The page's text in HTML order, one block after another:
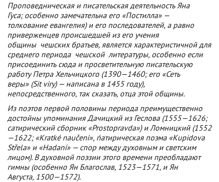
Проповедническая и писательская деятельность Яна
Гуса; особенно замечательна его «Постилла» —
толкование евангелия) и его последователей, а равно
приверженцев происшедшей из его учения
общины чешскихбратьев, является характеристичной для
среднего периода чешской литературы, особенно если
присоединить сюда и просветительную писательскую
работу Петра Хельчицкого (1390—1460; его «Сеть
веры» (Sit viry) — написана в 1455 году),
непосредственного, так сказать, отца этой общины.
Из поэтов первой половины периода преимущественно
достойны упоминания Дачицкий из Геслова (1555—1626;
сатирический сборник «Prostopravda») и Ломницкий (1552
—1622; «Kratké naučeni», ńатирическая поэма «Kupidova
Střela» и «Hadaní» — спор между духовным и светским
лицом). В духовной поэзии этого времени преобладают
гимны (особенно Ян Благослав, 1523—1571, и Ян
Августа, 1500—1572).